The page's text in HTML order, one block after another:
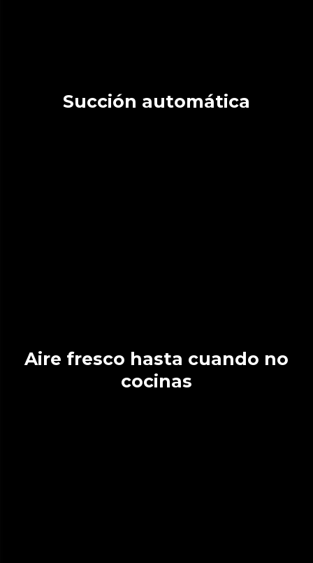
Succión automática
Aire fresco hasta cuando no
cocinas